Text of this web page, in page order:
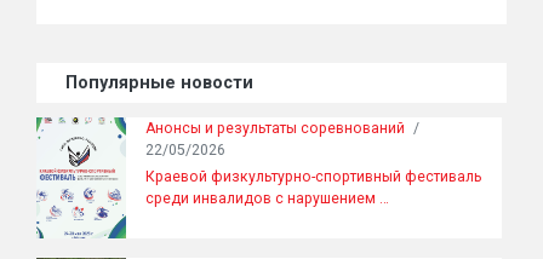
Популярные новости
Анонсы и результаты соревнований /
22/05/2026
Краевой физкультурно-спортивный фестиваль
среди инвалидов с нарушением …